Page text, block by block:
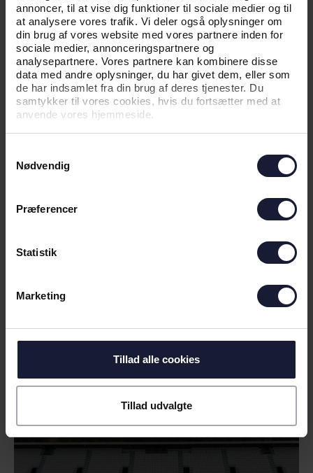
annoncer, til at vise dig funktioner til sociale medier og til
at analysere vores trafik. Vi deler også oplysninger om
din brug af vores website med vores partnere inden for
sociale medier, annonceringspartnere og
analysepartnere. Vores partnere kan kombinere disse
data med andre oplysninger, du har givet dem, eller som
de har indsamlet fra din brug af deres tjenester. Du
samtykker til vores cookies, hvis du fortsætter med at
anvende vores hjemmeside.
Nødvendig
Præferencer
Statistik
Marketing
Tillad alle cookies
Tillad udvalgte
20.06.2026
NYHED
SÆDER FRA DET GAMLE CERES
PARK FÅR NYT LIV
09.06.2026
AGF BYDER AARHUS FREMAD
VELKOMMEN PÅ CERES PARK